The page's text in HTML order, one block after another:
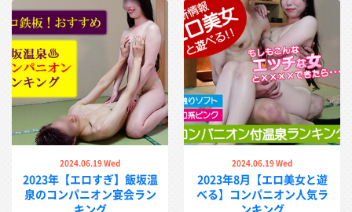
2024.06.19 Wed
2023年【エロすぎ】飯坂温
泉のコンパニオン宴会ラン
2024.06.19 Wed
2023年8月【エロ美女と遊
べる】コンパニオン人気ラ